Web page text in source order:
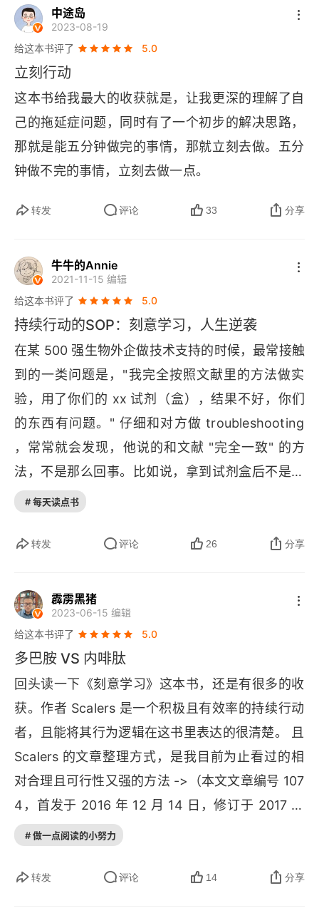
中途岛
2023-08-19
给这本书评了
5.0
立刻行动
这本书给我最大的收获就是，让我更深的理解了自
己的拖延症问题，同时有了一个初步的解决思路，
那就是能五分钟做完的事情，那就立刻去做。五分
钟做不完的事情，立刻去做一点。
转发 评论 33 分享
牛牛的Annie
2021-11-15 编辑
给这本书评了
5.0
持续行动的SOP：刻意学习，人生逆袭
在某 500 强生物外企做技术支持的时候，最常接触
到的一类问题是，"我完全按照文献里的方法做实
验，用了你们的 xx 试剂（盒），结果不好，你们
的东西有问题。" 仔细和对方做 troubleshooting
，常常就会发现，他说的和文献 "完全一致" 的方
法，不是那么回事。比如说，拿到试剂盒后不是先
去做测试，验证是不是有效；有的做实验，甚至连
多的时间回去溯源。在《刻意学习：持续行动让你
要在没能力遵守规则的时候，大谈灵活性。在刻意
学习和持续行动方面，
持，证明了持续行动的有效性和因此可以给一个人
带来的巨大改变。如果说，试剂盒的说明书应该是
我们用一个产品的规则。那么，刻意学习和持续行
动，是已经被 S 和他的成长会社群里小伙伴们证明
有效的、人生逆袭的 "规则"。S 在《刻意学习》
中，引入了数学上的底数和阶的概念，让人眼前一
亮地从时间的维度，分享了从一阶 - N 阶持续行动
可能带来的改变：*10^1：行动开始 or 放弃 * 10^
2：习惯养成 or 放弃 * 10^3：认知升级
续 * 10^6：生命繁衍 * 10^7：自然更替 *… 令人惊
# 每天读点书
转发 评论 26 分享
霹雳黑猪
2023-06-15 编辑
给这本书评了
5.0
多巴胺 VS 内啡肽
回头读一下《刻意学习》这本书，还是有很多的收
获。作者 Scalers 是一个积极且有效率的持续行动
Scalers 的文章整理方式，是我目前为止看过的相
对合理且可行性又强的方法 ->（本文文章编号 107
4，首发于 2016 年 12 月 14 日，修订于 2017 年
2 月 18 日）。我就是偷学他的这套方法框架，来
理方式简单说就是：想到啥，就先写下记下，然后
# 做一点阅读的小努力
转发 评论 14 分享